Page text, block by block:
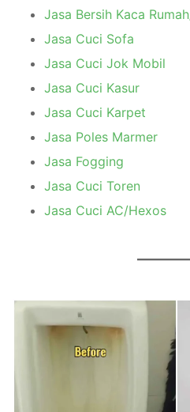
Jasa Bersih Kaca
Jasa Cuci Sofa
Jasa Cuci Jok Mobil
Jasa Cuci Kasur
Jasa Cuci Karpet
Jasa Poles Marmer
Jasa Fogging
Jasa Cuci Toren
Jasa Cuci AC/Hexos